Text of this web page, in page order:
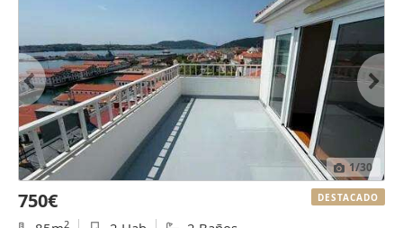
1/30
750€
2
DESTACADO